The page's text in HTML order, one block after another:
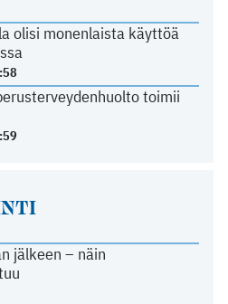
olisi monenlaista käyttöä
toimii
jälkeen – näin